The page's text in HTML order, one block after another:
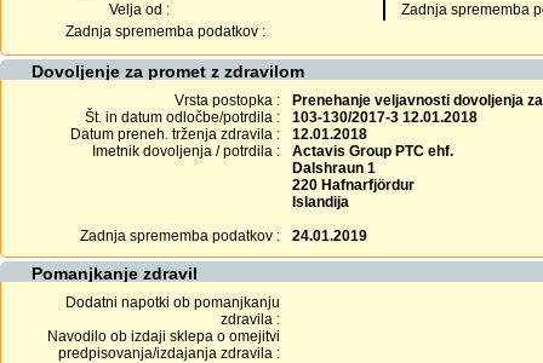
Velja od :
Zadnja sprememba
Zadnja sprememba podatkov :
Dovoljenje za promet z zdravilom
Vrsta postopka :
Prenehanje veljavnosti dovoljenja
Št. in datum odločbe/potrdila :
103-130/2017-3 12.01.2018
Datum preneh. trženja zdravila :
12.01.2018
Imetnik dovoljenja / potrdila :
Actavis Group PTC ehf.
Dalshraun 1
220 Hafnarfjördur
Islandija
Zadnja sprememba podatkov :
24.01.2019
Pomanjkanje zdravil
Dodatni napotki ob pomanjkanju
zdravila :
Navodilo ob izdaji sklepa o omejitvi
predpisovanja/izdajanja zdravila :